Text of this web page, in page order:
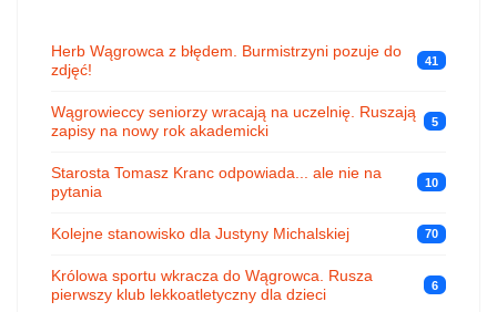
Herb Wągrowca z błędem. Burmistrzyni pozuje do
zdjęć!
41
Wągrowieccy seniorzy wracają na uczelnię. Ruszają
zapisy na nowy rok akademicki
5
Starosta Tomasz Kranc odpowiada... ale nie na
pytania
10
Kolejne stanowisko dla Justyny Michalskiej 70
Królowa sportu wkracza do Wągrowca. Rusza
pierwszy klub lekkoatletyczny dla dzieci
6